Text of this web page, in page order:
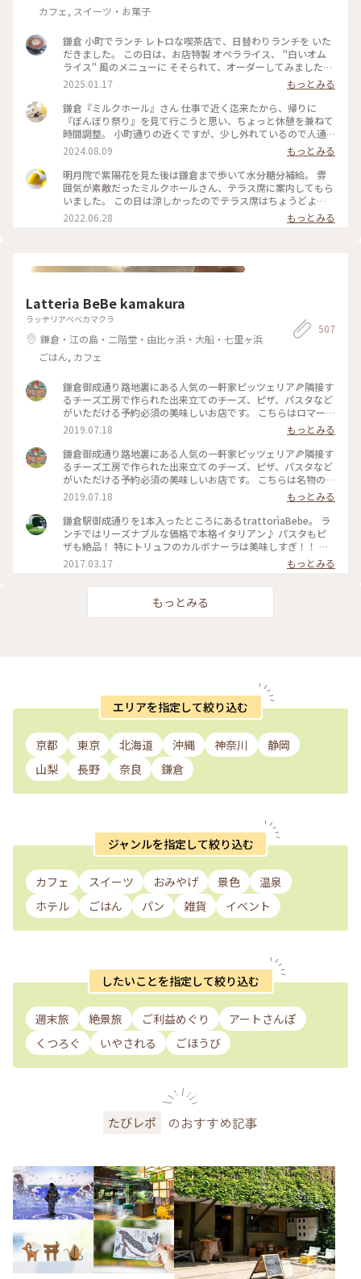
カフェ, スイーツ・お菓子
鎌倉 小町でランチ レトロな喫茶店で、日替わりランチを いた
だきました。 この日は、お店特製 オペラライス、 "白いオム
ライス" 風のメニューに そそられて、オーダーしてみました。
名前の由来は定かではありませんが… 全体的に白く、インパク
トが あります。 チキンライスに、うわがけされているのは ホ
ワイトソースとチーズ。 優しい味わいで 美味しかったです。
食後には、デザートとコーヒーを。 この日のメニューは、ワ
インゼリー🍷 ちょっぴり大人っぽい 色合いが素敵♡ トッピン
グは、りんごのコンポート さっぱりした中に 深みのある味わ
いが加わり、美味しい✨ 店内は、いくつか小部屋があり、アン
ティークな家具も置かれ、落ち着ちた雰囲気、 ほっと出来ま
す。 自然光が差し込む席で、まったりとした時を過ごしまし
た。 #ランチ #喫茶店 #レトロ #ぽかぽか #ミルクホール #小町
#鎌倉 #神奈川
2025.01.17
もっとみる
鎌倉『ミルクホール』さん 仕事で近く迄来たから、帰りに
『ぼんぼり祭り』を見て行こうと思い、ちょっと休憩を兼ねて
時間調整。 小町通りの近くですが、少し外れているので人通
りも少なく、いい感じです。 店内は、照明をかなり落とした感
じで、とてもクラッシック。 人混みと猛暑で疲れてたから、静
かで居心地が良くて、ゆっくり休めました。 季節限定のレモン
パフェと迷ったけど、やっぱりブリン！美味しい。。。 珈琲も
流石に老舗店、美味しいです。 次々と開店する、映える新しい
お店もいいけど、老舗店はずーっとお客様に愛されてるお店っ
て感じで素敵。 雨が降らなくて良かったですね。 って、お姉
2024.08.09
もっとみる
明月院で紫陽花を見た後は鎌倉まで歩いて水分糖分補給。 雰
囲気が素敵だったミルクホールさん、テラス席に案内してもら
いました。 この日は涼しかったのでテラス席はちょうどよ
く、緑を眺めながらコーヒーとプリンアラモードでリラック
ス。 プリンアラモードはお皿に盛り付けてある珍しいタイプ
#鎌倉 #カフェ #コーヒー #プリンアラモード #アートみたいな
2022.06.28 もっとみる
Latteria BeBe kamakura
ラッテリアべべカマクラ
鎌倉・江の島・二階堂・由比ヶ浜・大船・七里ヶ浜
ごはん, カフェ
507
鎌倉御成通り路地裏にある人気の一軒家ピッツェリア🍕隣接す
るチーズ工房で作られた出来立てのチーズ、ピザ、パスタなど
がいただける予約必須の美味しいお店です。 こちらはロマーナ
という名前のピザ。トマトソースにモッツァレラ、アンチョ
ビ、バジルなどがのっています。モッチリな生地の焼きたてア
ツアツピザ🍕ピザもパスタも数種類あるのでまたぜひ訪れたい
お店です。 #鎌倉 #御成通り #イタリアン #チーズ #ピザ #パス
タ #LatteriaBeBekamakura #ラッテリアべべカマクラ
2019.07.18
もっとみる
鎌倉御成通り路地裏にある人気の一軒家ピッツェリア🍕隣接す
るチーズ工房で作られた出来立てのチーズ、ピザ、パスタなど
がいただける予約必須の美味しいお店です。 こちらは名物のブ
ラータ。ブラータとは巾着状にしたフレッシュモッツァレラチ
ーズの中に生クリームとモッツァレラチーズを入れたもの。パ
ルマ産生ハムとトマトのマリネとの相性バツグン！！ チーズ
を作る際に出るホエイを使ったオリジナルフォカッチャと共に
♪ #鎌倉 #御成通り #イタリアン #チーズ #ピザ #パスタ
#LatteriaBeBekamakura #ラッテリアべべカマクラ #ブラー
タ #生ハム
2019.07.18
もっとみる
鎌倉駅御成通りを1本入ったところにあるtrattorìaBebe。 ラ
ンチではリーズナブルな価格で本格イタリアン♪ パスタもピ
ザも絶品！ 特にトリュフのカルボナーラは美味しすぎ！！ 写
真はディナーで食べたティラミス。 中にはシャーベット？が
入ってて甘すぎずさっぱりしてて美味し❤︎ チーズ工房が隣に
あってそこで作ってる珍しいチーズも購入可✌️ #鎌倉 #Bebe #
イタリアン #鎌倉グルメ #わたしの街
2017.03.17 もっとみる
もっとみる
エリアを指定して絞り込む
京都 東京 北海道 沖縄 神奈川
静岡
山梨
長野 奈良 鎌倉
ジャンルを指定して絞り込む
カフェ スイーツ おみやげ 景色
温泉
ホテル
ごはん パン 雑貨 イベント
したいことを指定して絞り込む
週末旅 絶景旅 ご利益めぐり
アートさんぽ
くつろぐ
いやされる ごほうび
たびレポ のおすすめ記事